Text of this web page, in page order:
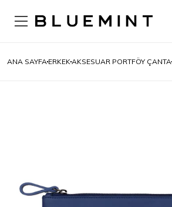
ANA SAYFA ERKEKAKSESUAR PORTFÖY ÇANTA